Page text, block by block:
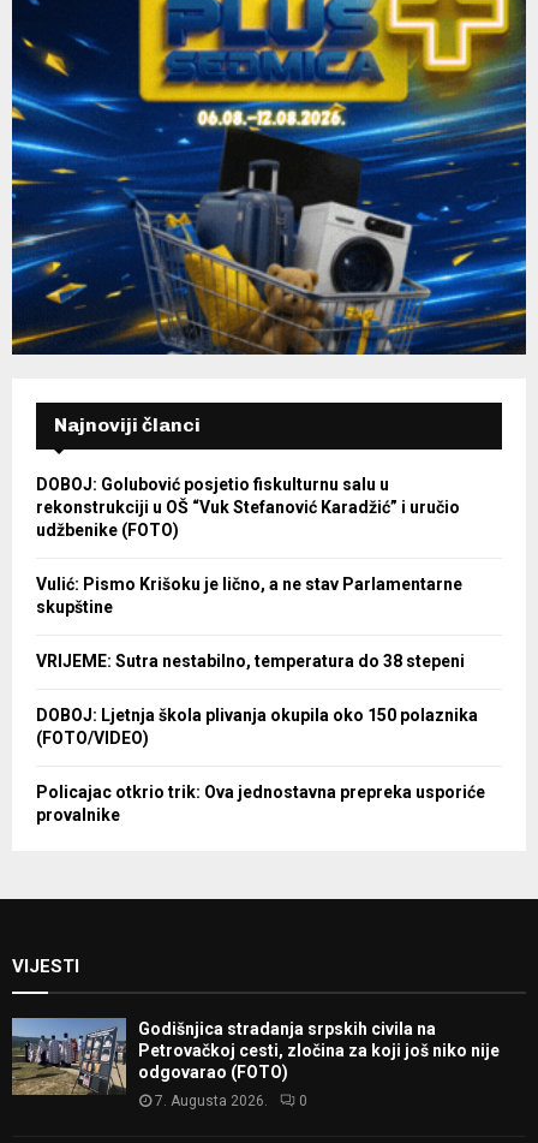
Najnoviji članci
DOBOJ: Golubović posjetio fiskulturnu salu u
rekonstrukciji u OŠ “Vuk Stefanović Karadžić” i uručio
udžbenike (FOTO)
Vulić: Pismo Krišoku je lično, a ne stav Parlamentarne
skupštine
VRIJEME: Sutra nestabilno, temperatura do 38 stepeni
DOBOJ: Ljetnja škola plivanja okupila oko 150 polaznika
(FOTO/VIDEO)
Policajac otkrio trik: Ova jednostavna prepreka usporiće
provalnike
VIJESTI
Godišnjica stradanja srpskih civila na
Petrovačkoj cesti, zločina za koji još niko nije
odgovarao (FOTO)
7. Augusta 2026. 0